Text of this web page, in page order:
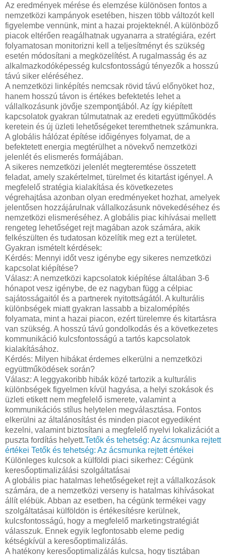
Az eredmények mérése és elemzése különösen fontos a
nemzetközi kampányok esetében, hiszen több változót kell
figyelembe vennünk, mint a hazai projekteknél. A különböző
piacok eltérően reagálhatnak ugyanarra a stratégiára, ezért
folyamatosan monitorizni kell a teljesítményt és szükség
esetén módosítani a megközelítést. A rugalmasság és az
alkalmazkodóképesség kulcsfontosságú tényezők a hosszú
távú siker eléréséhez.
A nemzetközi linképítés nemcsak rövid távú előnyöket hoz,
hanem hosszú távon is értékes befektetés lehet a
vállalkozásunk jövője szempontjából. Az így kiépített
kapcsolatok gyakran túlmutatnak az eredeti együttműködés
keretein és új üzleti lehetőségeket teremthetnek számunkra.
A globális hálózat építése időigényes folyamat, de a
befektetett energia megtérülhet a növekvő nemzetközi
jelenlét és elismerés formájában.
A sikeres nemzetközi jelenlét megteremtése összetett
feladat, amely szakértelmet, türelmet és kitartást igényel. A
megfelelő stratégia kialakítása és következetes
végrehajtása azonban olyan eredményeket hozhat, amelyek
jelentősen hozzájárulnak vállalkozásunk növekedéséhez és
nemzetközi elismeréséhez. A globális piac kihívásai mellett
rengeteg lehetőséget rejt magában azok számára, akik
felkészülten és tudatosan közelítik meg ezt a területet.
Gyakran ismételt kérdések:
Kérdés: Mennyi időt vesz igénybe egy sikeres nemzetközi
kapcsolat kiépítése?
Válasz: A nemzetközi kapcsolatok kiépítése általában 3-6
hónapot vesz igénybe, de ez nagyban függ a célpiac
sajátosságaitól és a partnerek nyitottságától. A kulturális
különbségek miatt gyakran lassabb a bizalomépítés
folyamata, mint a hazai piacon, ezért türelemre és kitartásra
van szükség. A hosszú távú gondolkodás és a következetes
kommunikáció kulcsfontosságú a tartós kapcsolatok
kialakításához.
Kérdés: Milyen hibákat érdemes elkerülni a nemzetközi
együttműködések során?
Válasz: A leggyakoribb hibák közé tartozik a kulturális
különbségek figyelmen kívül hagyása, a helyi szokások és
üzleti etikett nem megfelelő ismerete, valamint a
kommunikációs stílus helytelen megválasztása. Fontos
elkerülni az általánosítást és minden piacot egyediként
kezelni, valamint biztosítani a megfelelő nyelvi lokalizációt a
puszta fordítás helyett.Tetők és tehetség: Az ácsmunka rejtett
értékei Tetők és tehetség: Az ácsmunka rejtett értékei
Különleges kulcsok a külföldi piaci sikerhez: Cégünk
keresőoptimalizálási szolgáltatásai
A globális piac hatalmas lehetőségeket rejt a vállalkozások
számára, de a nemzetközi verseny is hatalmas kihívásokat
állít elébük. Abban az esetben, ha cégünk termékei vagy
szolgáltatásai külföldön is értékesítésre kerülnek,
kulcsfontosságú, hogy a megfelelő marketingstratégiát
válasszuk. Ennek egyik legfontosabb eleme pedig
kétségkívül a keresőoptimalizálás.
A hatékony keresőoptimalizálás kulcsa, hogy tisztában